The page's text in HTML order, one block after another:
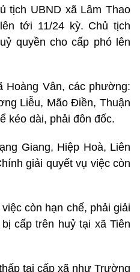
tịch UBND xã Lâm Thao
tới 11/24 kỳ. Chủ tịch
quyền cho cấp phó lên
Hoàng Vân, các phường:
Liễu, Mão Điền, Thuận
kéo dài, phải đôn đốc.
Giang, Hiệp Hoà, Liên
giải quyết vụ việc còn
còn hạn chế, phải giải
cấp trên huỷ tại xã Tiên
tại cấp xã như Trường